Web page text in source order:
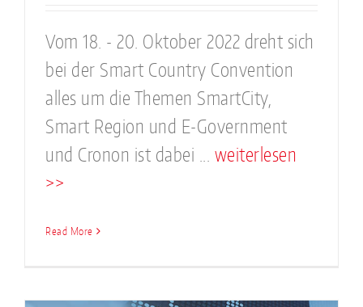
Vom 18. - 20. Oktober 2022 dreht sich
bei der Smart Country Convention
alles um die Themen SmartCity,
Smart Region und E-Government
und Cronon ist dabei ... weiterlesen
>>
Read More